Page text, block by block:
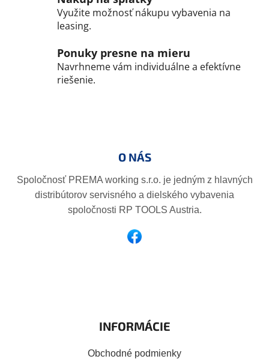
i
e
v
k
s
u
Využite možnosť nákupu vybavenia na
leasing.
Ponuky presne na mieru
Navrhneme vám individuálne a efektívne
riešenie.
O NÁS
Spoločnosť PREMA working s.r.o. je jedným z hlavných
distribútorov servisného a dielského vybavenia
spoločnosti RP TOOLS Austria.
INFORMÁCIE
Obchodné podmienky